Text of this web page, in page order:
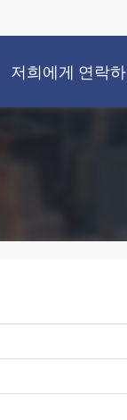
저희에게 연락하